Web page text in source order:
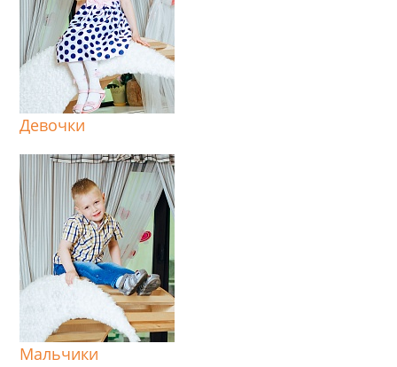
Девочки
Мальчики